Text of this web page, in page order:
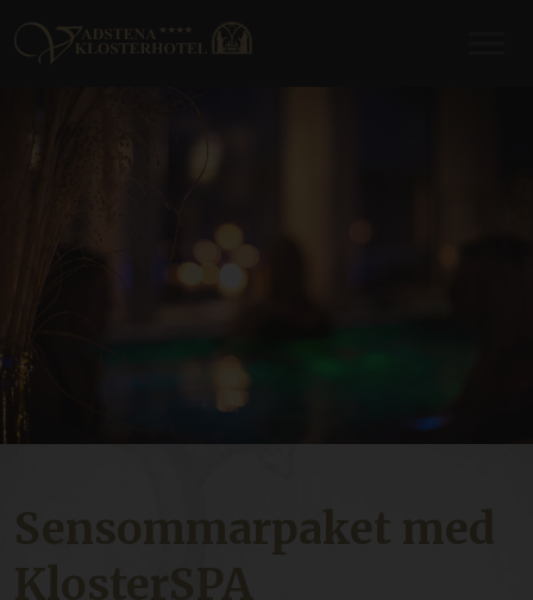
Sensommarpaket med
KlosterSPA